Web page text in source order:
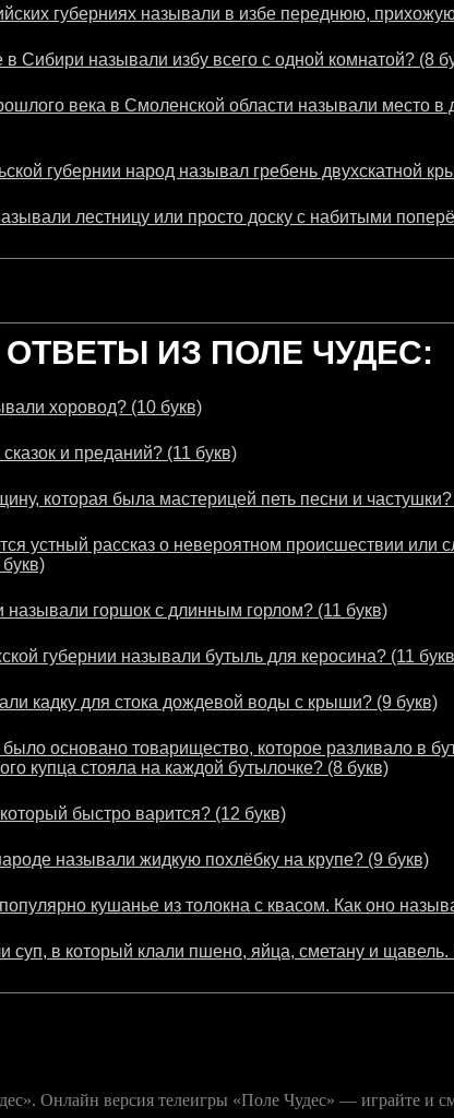
губерниях называли в избе переднюю,
Сибири называли избу всего с одной комнатой? (8
века в Смоленской области называли место в
губернии народ называл гребень двухскатной
лестницу или просто доску с набитыми
ИЗ ПОЛЕ ЧУДЕС:
хоровод? (10 букв)
и преданий? (11 букв)
которая была мастерицей петь песни и частушки?
устный рассказ о невероятном происшествии или
называли горшок с длинным горлом? (11 букв)
губернии называли бутыль для керосина? (11
кадку для стока дождевой воды с крыши? (9 букв)
основано товарищество, которое разливало в
купца стояла на каждой бутылочке? (8 букв)
быстро варится? (12 букв)
называли жидкую похлёбку на крупе? (9 букв)
кушанье из толокна с квасом. Как оно
суп, в который клали пшено, яйца, сметану и щавель.
Онлайн версия телеигры «Поле Чудес» — играйте и